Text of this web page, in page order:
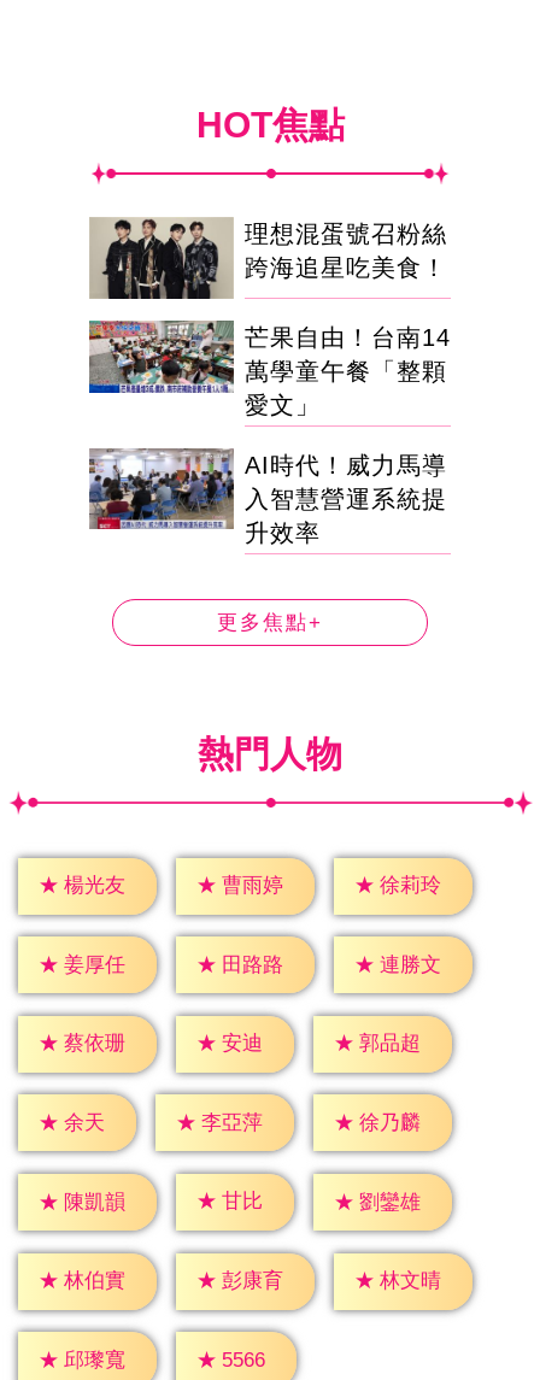
HOT焦點
理想混蛋號召粉絲
跨海追星吃美食！
芒果自由！台南14
萬學童午餐「整顆
愛文」
AI時代！威力馬導
入智慧營運系統提
升效率
更多焦點+
熱門人物
★ 楊光友 ★ 曹雨婷 ★ 徐莉玲
★ 姜厚任 ★ 田路路 ★ 連勝文
★ 蔡依珊 ★ 安迪 ★ 郭品超
★ 余天 ★ 李亞萍 ★ 徐乃麟
★ 陳凱韻 ★ 甘比 ★ 劉鑾雄
★ 林伯實 ★ 彭康育 ★ 林文晴
★ 邱瓈寬 ★ 5566